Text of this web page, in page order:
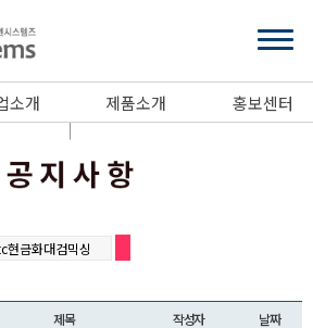
소개 제품소개 홍보센터
제목 작성자 날짜